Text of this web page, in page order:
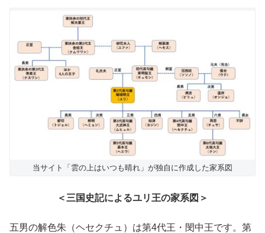
当サイト「雲の上はいつも晴れ」が独自に作成した家系図
＜三国史記によるユリ王の家系図＞
五男の解色朱（ヘセクチュ）は第4代王・閔中王です。第